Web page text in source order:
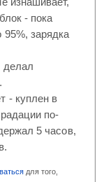
- пока
95%, зарядка
делал
- куплен в
по-
5 часов,
для того,